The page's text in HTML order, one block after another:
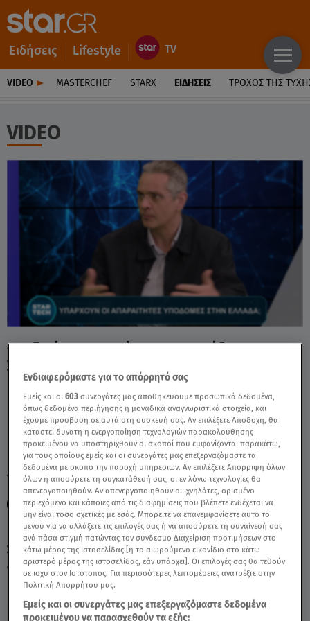
Ειδήσεις Lifestyle
VIDEO MASTERCHEF STARX ΕΙΔΉΣΕΙΣ ΤΡΟΧΌΣ ΤΗΣ
VIDEO
Σάββατο 8 Αυγούστου 2026
05.05.26, 21:00 ΕΛΛΑΔΑ
Ο Ειδικός Γραμματέας Μακροπρόθεσμου
Σχεδιασμού στο Star Tech - Video
TAGS: ΤΕΧΝΟΛΟΓΙΑ STAR TECH STARTECH STARX
ΤΕΧΝΗΤΗ ΝΟΗΜΟΣΥΝΗ ΝΕΦΕΛΗ ΑΓΚΥΡΙΔΟΥ
Ενδιαφερόμαστε για το απόρρητό σας
Εμείς και οι603 συνεργάτες μας αποθηκεύουμε προσωπικά δεδομένα,
όπως δεδομένα περιήγησης ή μοναδικά αναγνωριστικά στοιχεία, και
έχουμε πρόσβαση σε αυτά στη συσκευή σας. Αν επιλέξετε Αποδοχή, θα
καταστεί δυνατή η ενεργοποίηση τεχνολογιών παρακολούθησης
προκειμένου να υποστηριχθούν οι σκοποί που εμφανίζονται παρακάτω,
για τους οποίους εμείς και οι συνεργάτες μας επεξεργαζόμαστε τα
δεδομένα με σκοπό την παροχή υπηρεσιών. Αν επιλέξετε Απόρριψη όλων
όλων ή αποσύρετε τη συγκατάθεσή σας, οι εν λόγω τεχνολογίες θα
απενεργοποιηθούν. Αν απενεργοποιηθούν οι ιχνηλάτες, ορισμένο
περιεχόμενο και κάποιες από τις διαφημίσεις που βλέπετε ενδέχεται να
μην είναι τόσο σχετικές με εσάς. Μπορείτε να επανεμφανίσετε αυτό το
μενού για να αλλάξετε τις επιλογές σας ή να αποσύρετε τη συναίνεσή σας
ανά πάσα στιγμή πατώντας τον σύνδεσμο Διαχείριση προτιμήσεων στο
κάτω μέρος της ιστοσελίδας [ή το αιωρούμενο εικονίδιο στο κάτω
αριστερό μέρος της ιστοσελίδας, εάν υπάρχει]. Οι επιλογές σας θα τεθούν
σε ισχύ στον Ιστότοπος. Για περισσότερες λεπτομέρειες ανατρέξτε στην
Πολιτική Απορρήτου μας.
Εμείς και οι συνεργάτες μας επεξεργαζόμαστε δεδομένα
προκειμένου να παρασχεθούν τα εξής: